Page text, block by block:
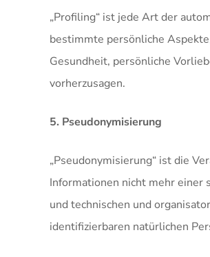
„Profiling“ ist jede Art der
bestimmte persönliche
Gesundheit, persönliche
vorherzusagen.
5. Pseudonymisierung
„Pseudonymisierung“ ist die
Informationen nicht mehr einer
und technischen und
identifizierbaren natürlichen